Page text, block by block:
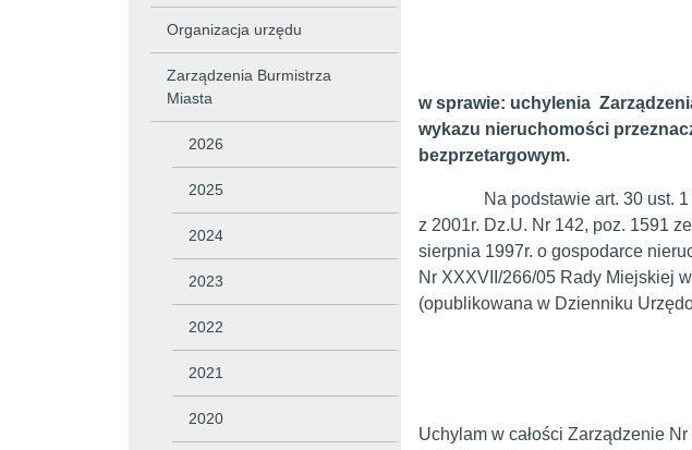
Organizacja urzędu
Zarządzenia Burmistrza
Miasta
2026
2025
2024
2023
2022
2021
2020
w sprawie: uchylenia
wykazu nieruchomości
bezprzetargowym.
Na podstawie art. 30 ust. 1 i
z 2001r. Dz.U. Nr 142, poz. 1591
sierpnia 1997r. o gospodarce
Nr XXXVII/266/05 Rady Miejskiej
(opublikowana w Dzienniku
Uchylam w całości Zarządzenie